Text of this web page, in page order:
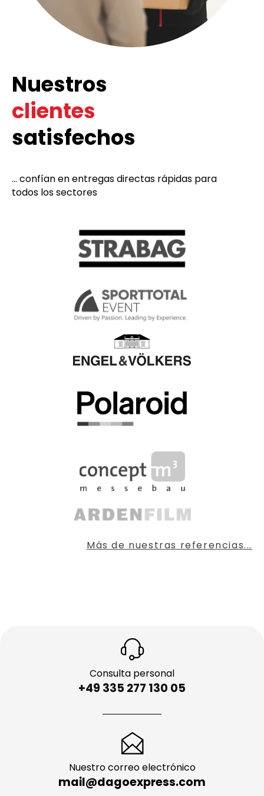
Nuestros
clientes
satisfechos
... confían en entregas directas rápidas para
todos los sectores
Más de nuestras referencias...
Consulta personal
+49 335 277 130 05
Nuestro correo electrónico
mail@dagoexpress.com